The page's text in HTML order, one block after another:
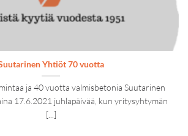
Yhtiöt 70 vuotta
ja 40 vuotta valmisbetonia Suutarinen
17.6.2021 juhlapäivää, kun yritysyhtymän
[...]